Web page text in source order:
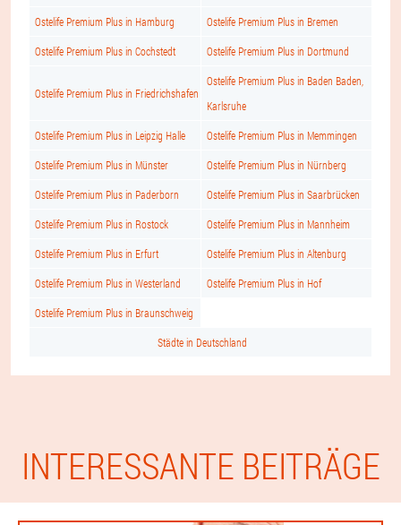
Ostelife Premium Plus in Hamburg Ostelife Premium Plus in Bremen
Ostelife Premium Plus in Cochstedt Ostelife Premium Plus in Dortmund
Ostelife Premium Plus in Friedrichshafen
Ostelife Premium Plus in Baden Baden,
Karlsruhe
Ostelife Premium Plus in Leipzig Halle Ostelife Premium Plus in Memmingen
Ostelife Premium Plus in Münster Ostelife Premium Plus in Nürnberg
Ostelife Premium Plus in Paderborn Ostelife Premium Plus in Saarbrücken
Ostelife Premium Plus in Rostock Ostelife Premium Plus in Mannheim
Ostelife Premium Plus in Erfurt Ostelife Premium Plus in Altenburg
Ostelife Premium Plus in Westerland Ostelife Premium Plus in Hof
Ostelife Premium Plus in Braunschweig
Städte in Deutschland
INTERESSANTE BEITRÄGE